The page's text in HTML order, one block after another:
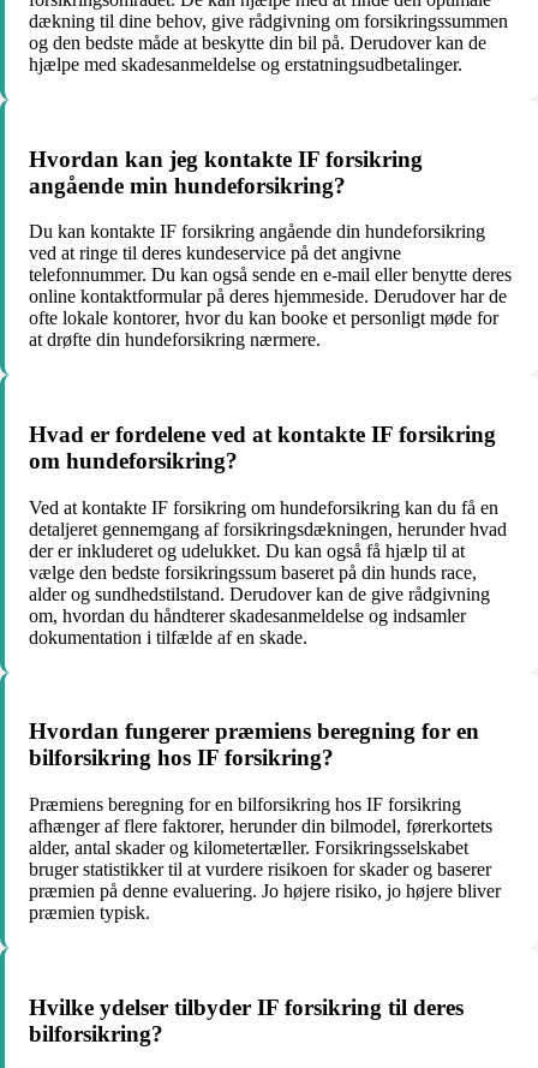
dækning til dine behov, give rådgivning om forsikringssummen
og den bedste måde at beskytte din bil på. Derudover kan de
hjælpe med skadesanmeldelse og erstatningsudbetalinger.
Hvordan kan jeg kontakte IF forsikring
angående min hundeforsikring?
Du kan kontakte IF forsikring angående din hundeforsikring
ved at ringe til deres kundeservice på det angivne
telefonnummer. Du kan også sende en e-mail eller benytte deres
online kontaktformular på deres hjemmeside. Derudover har de
ofte lokale kontorer, hvor du kan booke et personligt møde for
at drøfte din hundeforsikring nærmere.
Hvad er fordelene ved at kontakte IF forsikring
om hundeforsikring?
Ved at kontakte IF forsikring om hundeforsikring kan du få en
detaljeret gennemgang af forsikringsdækningen, herunder hvad
der er inkluderet og udelukket. Du kan også få hjælp til at
vælge den bedste forsikringssum baseret på din hunds race,
alder og sundhedstilstand. Derudover kan de give rådgivning
om, hvordan du håndterer skadesanmeldelse og indsamler
dokumentation i tilfælde af en skade.
Hvordan fungerer præmiens beregning for en
bilforsikring hos IF forsikring?
Præmiens beregning for en bilforsikring hos IF forsikring
afhænger af flere faktorer, herunder din bilmodel, førerkortets
alder, antal skader og kilometertæller. Forsikringsselskabet
bruger statistikker til at vurdere risikoen for skader og baserer
præmien på denne evaluering. Jo højere risiko, jo højere bliver
præmien typisk.
Hvilke ydelser tilbyder IF forsikring til deres
bilforsikring?